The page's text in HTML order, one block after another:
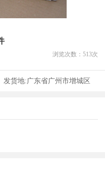
浏览次数： 513次
发货地:广东省广州市增城区